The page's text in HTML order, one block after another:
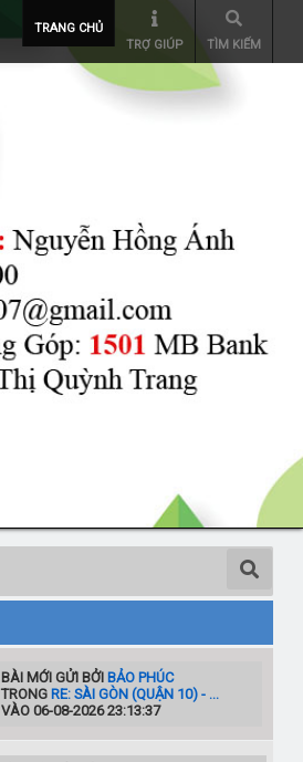
TRANG CHỦ
TRỢ GIÚP
TÌM KIẾM
BÀI MỚI GỬI BỞI BẢO PHÚC
TRONG RE: SÀI GÒN (QUẬN 10) - ...
VÀO 06-08-2026 23:13:37